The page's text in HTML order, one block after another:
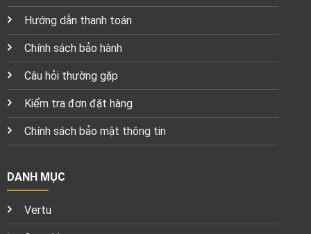
Hướng dẫn thanh toán
Chính sách bảo hành
Câu hỏi thường gặp
Kiểm tra đơn đặt hàng
Chính sách bảo mật thông tin
DANH MỤC
Vertu